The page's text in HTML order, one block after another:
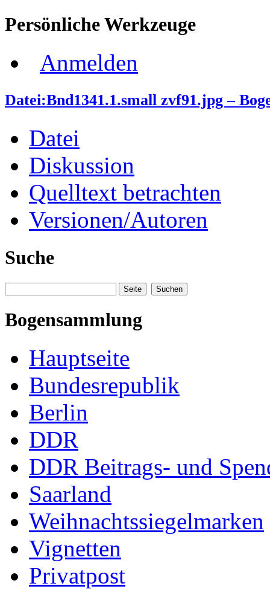
Persönliche Werkzeuge
Anmelden
Datei:Bnd1341.1.small zvf91.jpg –
Datei
Diskussion
Quelltext betrachten
Versionen/Autoren
Suche
Bogensammlung
Hauptseite
Bundesrepublik
Berlin
DDR
DDR Beitrags- und
Saarland
Weihnachtssiegelmarken
Vignetten
Privatpost